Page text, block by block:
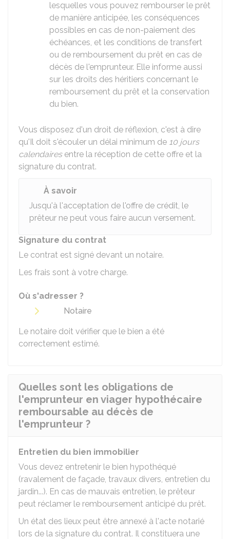
lesquelles vous pouvez rembourser le prêt
de manière anticipée, les conséquences
possibles en cas de non-paiement des
échéances, et les conditions de transfert
ou de remboursement du prêt en cas de
décès de l'emprunteur. Elle informe aussi
sur les droits des héritiers concernant le
remboursement du prêt et la conservation
du bien.
Vous disposez d'un droit de réflexion, c'est à dire
qu'Il doit s'écouler un délai minimum de 10 jours
calendairesentre la réception de cette offre et la
signature du contrat.
À savoir
Jusqu'à l'acceptation de l'offre de crédit, le
prêteur ne peut vous faire aucun versement.
Signature du contrat
Le contrat est signé devant un notaire.
Les frais sont à votre charge.
Où s'adresser ?
Notaire
Le notaire doit vérifier que le bien a été
correctement estimé.
Quelles sont les obligations de
l'emprunteur en viager hypothécaire
remboursable au décès de
l'emprunteur ?
Entretien du bien immobilier
Vous devez entretenir le bien hypothéqué
(ravalement de façade, travaux divers, entretien du
jardin...). En cas de mauvais entretien, le prêteur
peut réclamer le remboursement anticipé du prêt.
Un état des lieux peut être annexé à l'acte notarié
lors de la signature du contrat. Il constituera une